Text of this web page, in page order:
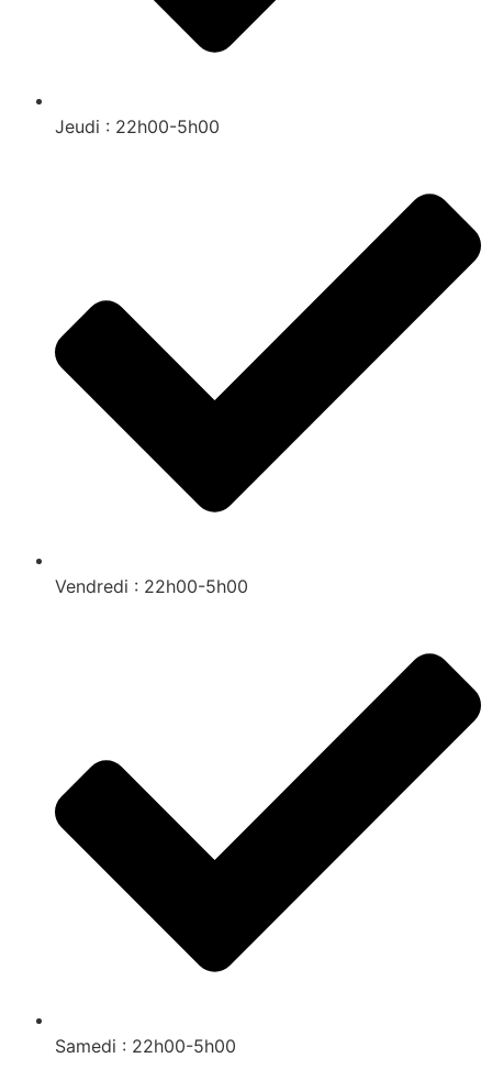
Jeudi : 22h00-5h00
Vendredi : 22h00-5h00
Samedi : 22h00-5h00